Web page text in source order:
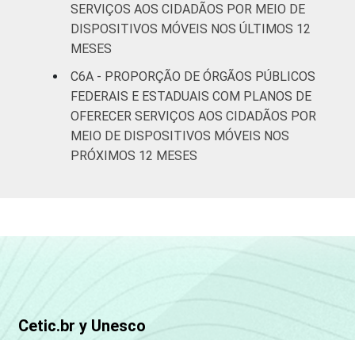
SERVIÇOS AOS CIDADÃOS POR MEIO DE
DISPOSITIVOS MÓVEIS NOS ÚLTIMOS 12
MESES
C6A - PROPORÇÃO DE ÓRGÃOS PÚBLICOS
FEDERAIS E ESTADUAIS COM PLANOS DE
OFERECER SERVIÇOS AOS CIDADÃOS POR
MEIO DE DISPOSITIVOS MÓVEIS NOS
PRÓXIMOS 12 MESES
Cetic.br y Unesco